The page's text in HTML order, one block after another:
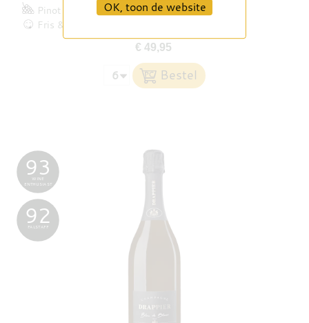
Pinot Meunier
Chardonnay e.a.
Fris & verfijnd
€ 49,95
93
WINE
ENTHUSIAST
92
FALSTAFF
OK, toon de website